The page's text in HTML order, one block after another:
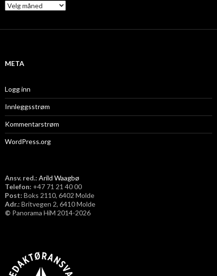
A
r
i
META
Logg inn
Innleggsstrøm
Kommentarstrøm
WordPress.org
Ansv. red.: Arild Waagbø
Telefon: ​+47 71 21 40 00
Post: Boks 2110, 6402 Molde
Adr.: Britvegen 2, 6410 Molde
© Panorama HiM 2014-2026